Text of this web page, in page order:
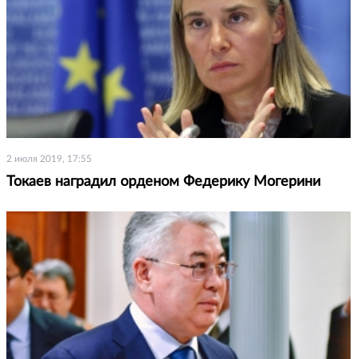
2 июля 2019, 17:55
Токаев наградил орденом Федерику Могерини